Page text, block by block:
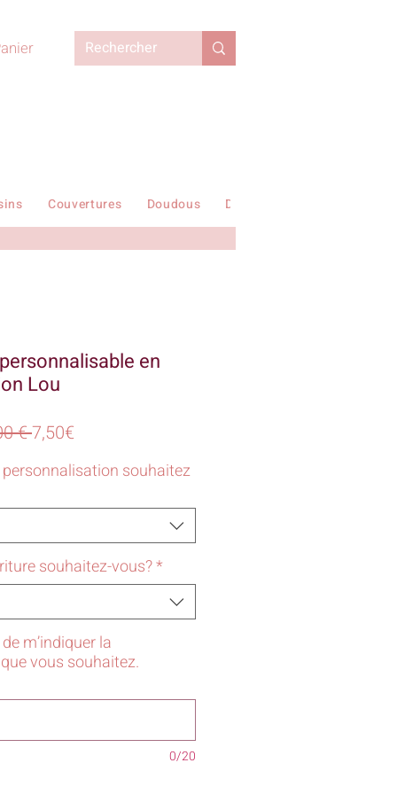
Couvertures Doudous Duvets enfant
en
Lou
€ Prix
7,50€
personnalisation souhaitez
souhaitez-vous?*
m’indiquer la
vous souhaitez.
0/20